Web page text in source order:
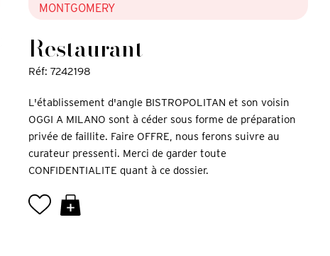
MONTGOMERY
Restaurant
Réf: 7242198
L'établissement d'angle BISTROPOLITAN et son voisin
OGGI A MILANO sont à céder sous forme de préparation
privée de faillite. Faire OFFRE, nous ferons suivre au
curateur pressenti. Merci de garder toute
CONFIDENTIALITE quant à ce dossier.